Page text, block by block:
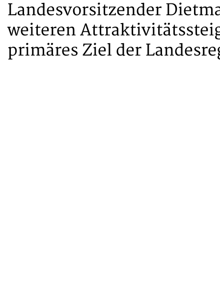
Landesvorsitzender
weiteren
primäres Ziel der